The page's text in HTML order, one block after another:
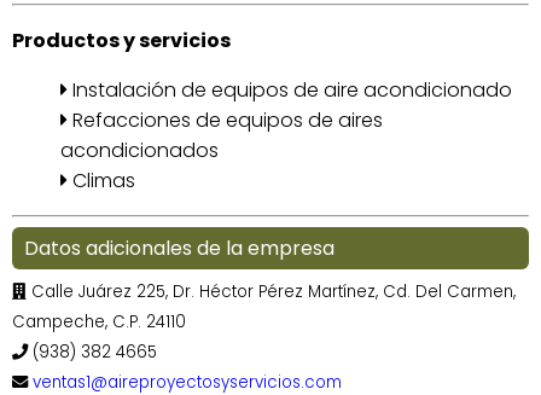
Productos y servicios
Instalación de equipos de aire acondicionado
Refacciones de equipos de aires
acondicionados
Climas
Datos adicionales de la empresa
Calle Juárez 225, Dr. Héctor Pérez Martínez, Cd. Del Carmen,
Campeche, C.P. 24110
(938) 382 4665
ventas1@aireproyectosyservicios.com